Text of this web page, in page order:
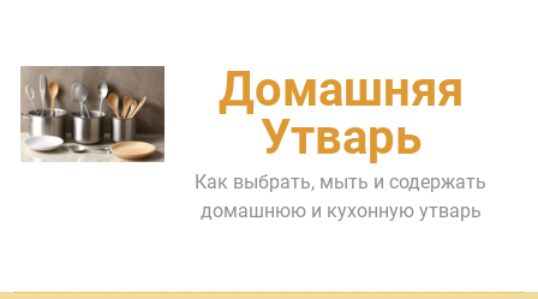
содержимому
Домашняя
Утварь
Как выбрать, мыть и содержать
домашнюю и кухонную утварь